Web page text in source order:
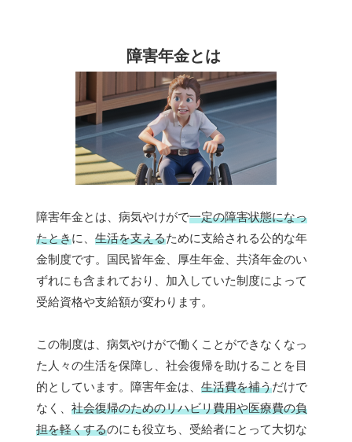
障害年金とは
障害年金とは、病気やけがで一定の障害状態になっ
たときに、 生活を支えるために支給される公的な年
金制度です。国民皆年金、厚生年金、共済年金のい
ずれにも含まれており、加入していた制度によって
受給資格や支給額が変わります。
この制度は、病気やけがで働くことができなくなっ
た人々の生活を保障し、社会復帰を助けることを目
的としています。障害年金は、 生活費を補うだけで
なく、 社会復帰のためのリハビリ費用や医療費の負
担を軽くするのにも役立ち、受給者にとって大切な